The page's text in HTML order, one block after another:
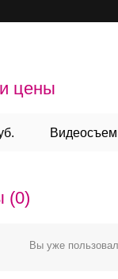
цены
(0)
Вы уже